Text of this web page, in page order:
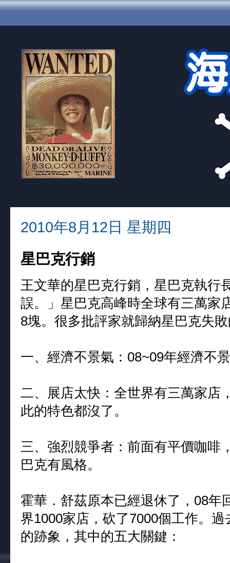
2010年8月12日 星期四
星巴克行銷
王文華的星巴克行銷，星巴克執行
誤。」星巴克高峰時全球有三萬家
8塊。很多批評家就歸納星巴克失
一、經濟不景氣：08~09年經濟不
二、展店太快：全世界有三萬家店
此的特色都沒了。
三、強烈競爭者：前面有平價咖啡
巴克有風格。
霍華．舒茲原本已經退休了，08年
界1000家店，砍了7000個工作。
的跡象，其中的五大關鍵：